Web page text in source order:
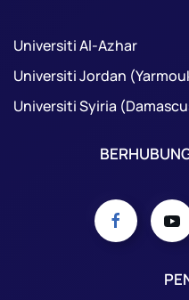
Universiti Al-Azhar
Universiti Jordan
Universiti Syiria